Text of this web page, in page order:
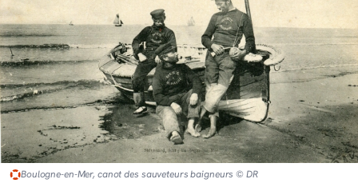
Boulogne-en-Mer, canot des sauveteurs baigneurs © DR